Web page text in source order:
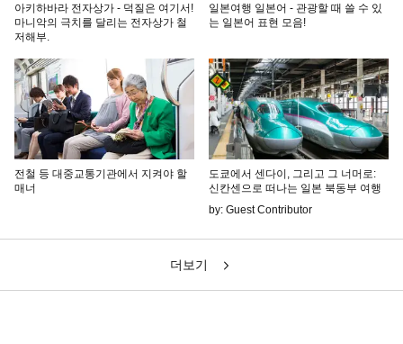
아키하바라 전자상가 - 덕질은 여기서!
마니악의 극치를 달리는 전자상가 철
저해부.
일본여행 일본어 - 관광할 때 쓸 수 있
는 일본어 표현 모음!
전철 등 대중교통기관에서 지켜야 할
매너
도쿄에서 센다이, 그리고 그 너머로:
신칸센으로 떠나는 일본 북동부 여행
by: Guest Contributor
더보기